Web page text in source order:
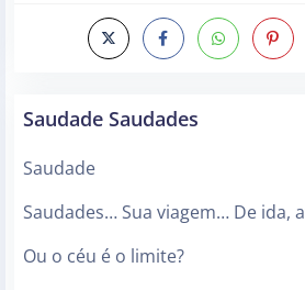
Saudade Saudades
Saudade
Saudades… Sua viagem… De ida,
Ou o céu é o limite?